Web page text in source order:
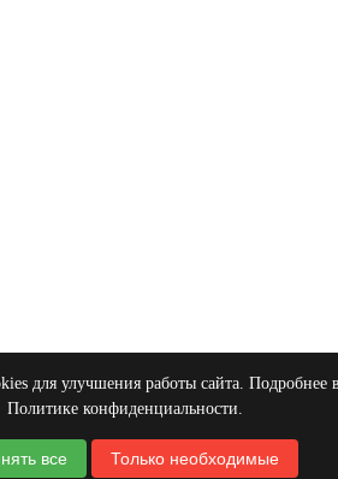
для улучшения работы сайта. Подробнее
Политике конфиденциальности.
все Только необходимые